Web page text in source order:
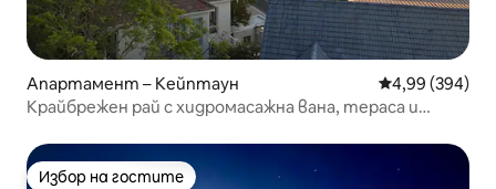
Апартамент – Кейптаун Средна
4,99 (394)
Крайбрежен рай с хидромасажна вана, тераса и
Избор на гостите